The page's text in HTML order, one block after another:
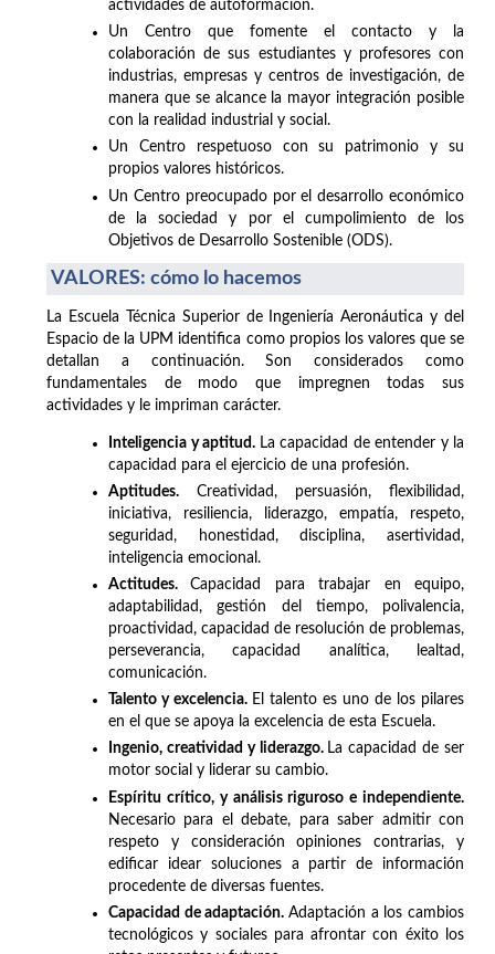
actividades de autoformación.
Un Centro que fomente el contacto y la
colaboración de sus estudiantes y profesores con
industrias, empresas y centros de investigación, de
manera que se alcance la mayor integración posible
con la realidad industrial y social.
Un Centro respetuoso con su patrimonio y su
propios valores históricos.
Un Centro preocupado por el desarrollo económico
de la sociedad y por el cumpolimiento de los
Objetivos de Desarrollo Sostenible (ODS).
VALORES: cómo lo hacemos
La Escuela Técnica Superior de Ingeniería Aeronáutica y del
Espacio de la UPM identifica como propios los valores que se
detallan a continuación. Son considerados como
fundamentales de modo que impregnen todas sus
actividades y le impriman carácter.
Inteligencia y aptitud. La capacidad de entender y la
capacidad para el ejercicio de una profesión.
Aptitudes. Creatividad, persuasión, flexibilidad,
iniciativa, resiliencia, liderazgo, empatía, respeto,
seguridad, honestidad, disciplina, asertividad,
inteligencia emocional.
Actitudes.Capacidad para trabajar en equipo,
adaptabilidad, gestión del tiempo, polivalencia,
proactividad, capacidad de resolución de problemas,
perseverancia, capacidad analítica, lealtad,
comunicación.
Talento y excelencia. El talento es uno de los pilares
en el que se apoya la excelencia de esta Escuela.
Ingenio, creatividad y liderazgo. La capacidad de ser
motor social y liderar su cambio.
Espíritu crítico, y análisis riguroso e independiente.
Necesario para el debate, para saber admitir con
respeto y consideración opiniones contrarias, y
edificar idear soluciones a partir de información
procedente de diversas fuentes.
Capacidad de adaptación. Adaptación a los cambios
tecnológicos y sociales para afrontar con éxito los